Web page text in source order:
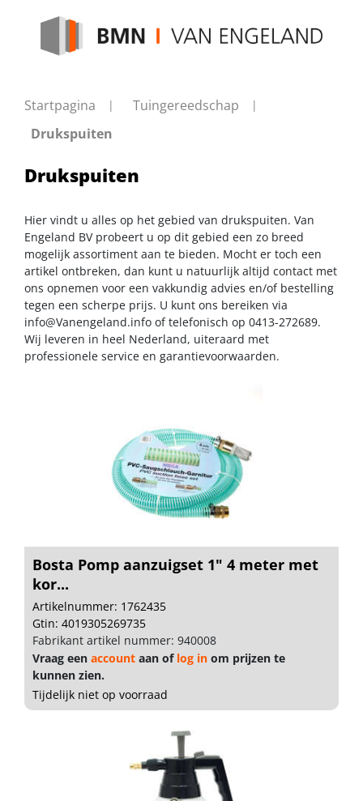
Startpagina
Tuingereedschap
Drukspuiten
Drukspuiten
Hier vindt u alles op het gebied van drukspuiten. Van
Engeland BV probeert u op dit gebied een zo breed
mogelijk assortiment aan te bieden. Mocht er toch een
artikel ontbreken, dan kunt u natuurlijk altijd contact met
ons opnemen voor een vakkundig advies en/of bestelling
tegen een scherpe prijs. U kunt ons bereiken via
info@Vanengeland.info of telefonisch op 0413-272689.
Wij leveren in heel Nederland, uiteraard met
professionele service en garantievoorwaarden.
Bosta Pomp aanzuigset 1" 4 meter met
kor...
Artikelnummer: 1762435
Gtin: 4019305269735
Fabrikant artikel nummer: 940008
Vraag een account aan of log in om prijzen te
kunnen zien.
Tijdelijk niet op voorraad